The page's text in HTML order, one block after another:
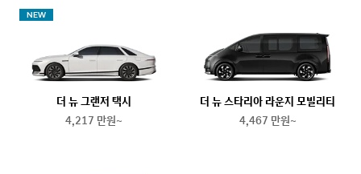
NEW
더 뉴 그랜저 택시
4,217 만원~
더 뉴 스타리아 라운지 모빌리티
4,467 만원~